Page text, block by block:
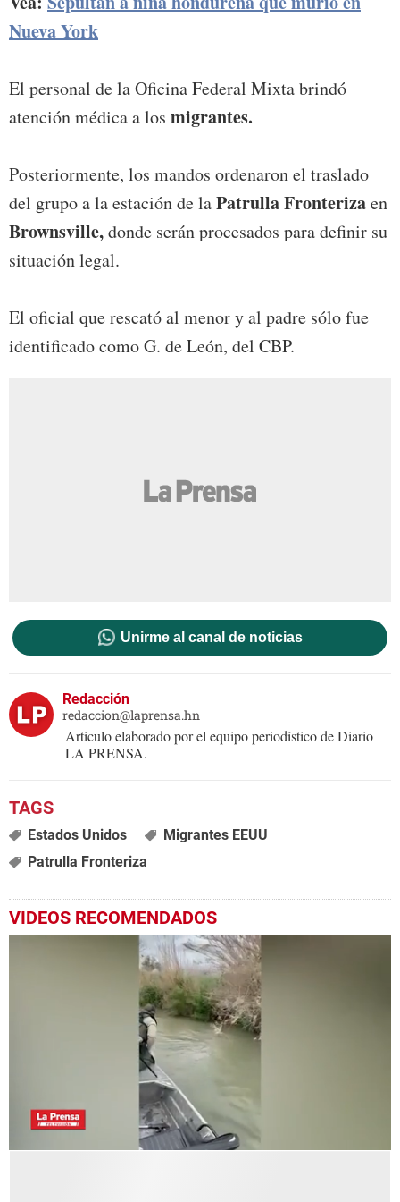
Nueva York
El personal de la Oficina Federal Mixta brindó
atención médica a los migrantes.
Posteriormente, los mandos ordenaron el traslado
del grupo a la estación de laPatrulla Fronterizaen
Brownsville,donde serán procesados para definir su
situación legal.
El oficial que rescató al menor y al padre sólo fue
identificado como G. de León, del CBP.
Unirme al canal de noticias
Redacción
redaccion@laprensa.hn
Artículo elaborado por el equipo periodístico de Diario
LA PRENSA.
Estados Unidos
Migrantes EEUU
Patrulla Fronteriza
VIDEOS RECOMENDADOS